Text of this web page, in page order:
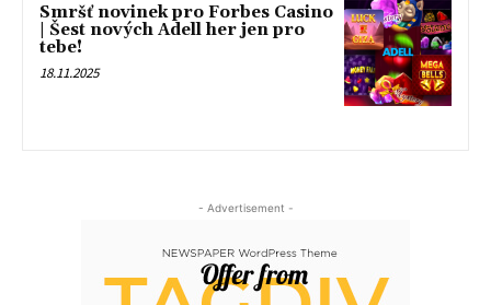
Smršť novinek pro Forbes Casino
| Šest nových Adell her jen pro
tebe!
18.11.2025
- Advertisement -